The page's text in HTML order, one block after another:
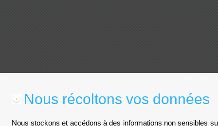
Nous récoltons vos données
Nous stockons et accédons à des informations non sensibles